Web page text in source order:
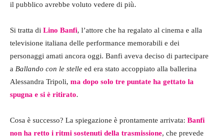
il pubblico avrebbe voluto vedere di più.
Si tratta di Lino Banfi, l’attore che ha regalato al cinema e alla
televisione italiana delle performance memorabili e dei
personaggi amati ancora oggi. Banfi aveva deciso di partecipare
a Ballando con le stelle ed era stato accoppiato alla ballerina
Alessandra Tripoli, ma dopo solo tre puntate ha gettato la
spugna e si è ritirato.
Cosa è successo? La spiegazione è prontamente arrivata: Banfi
non ha retto i ritmi sostenuti della trasmissione, che prevede